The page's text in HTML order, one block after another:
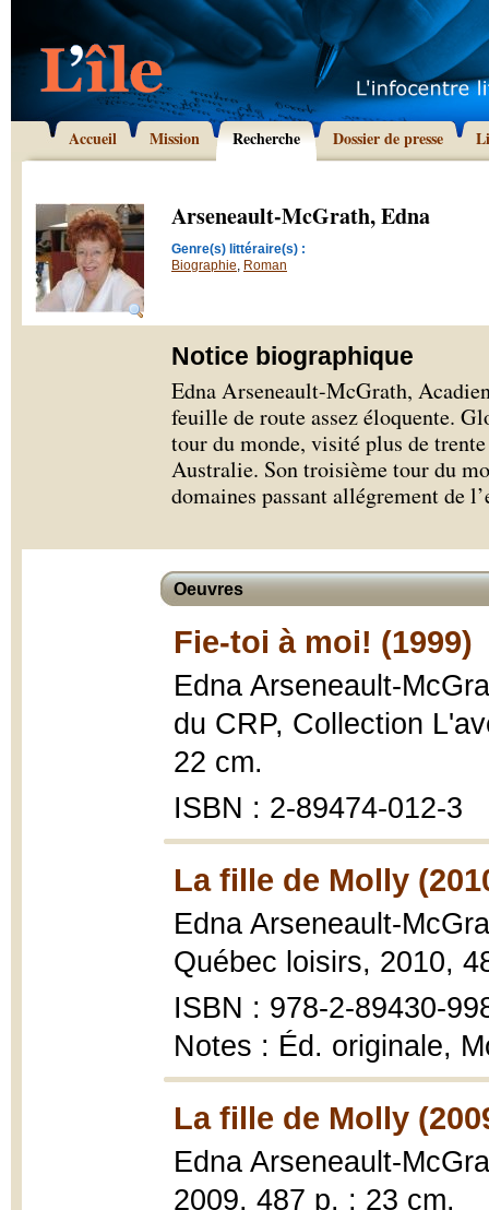
Accueil Mission Recherche Dossier de presse
Arseneault-McGrath, Edna
Genre(s) littéraire(s) :
Biographie, Roman
Notice biographique
Edna Arseneault-McGrath,
feuille de route assez éloquente.
tour du monde, visité plus de
Australie. Son troisième tour du
domaines passant allégrement de
Oeuvres
Fie-toi à moi! (1999)
Edna Arseneault-
du CRP, Collection
22 cm.
ISBN : 2-89474-012-3
La fille de Molly
Edna Arseneault-
Québec loisirs, 2010,
ISBN : 978-2-89430-
Notes : Éd. originale,
La fille de Molly
Edna Arseneault-
2009, 487 p. ; 23 cm.